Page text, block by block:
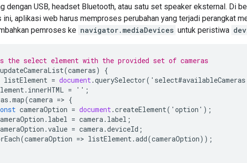
dengan USB, headset Bluetooth, atau satu set speaker eksternal. Di
aplikasi web harus memproses perubahan yang terjadi perangkat
pemroses ke navigator.mediaDevices untuk peristiwa
the select element with the provided set of cameras
updateCameraList(cameras)
{
listElement = document.querySelector( ' select#availableCameras
. innerHTML = '' ;
.map(camera => {
cameraOption = document.createElement( ' option ' );
. label = camera. label ;
.value = camera.deviceId ;
(cameraOption => listElement.add(cameraOption));